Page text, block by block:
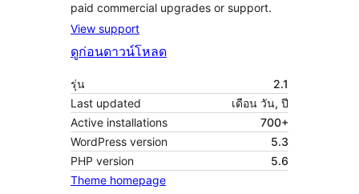
paid commercial upgrades or support.
View support
ดูก่อนดาวน์โหลด
รุ่น
2.1
Last updated
เดือน วัน, ปี
Active installations
700+
WordPress version
5.3
PHP version
5.6
Theme homepage